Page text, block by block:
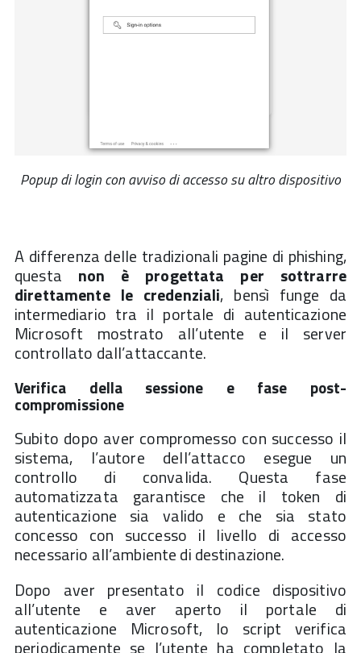
Popup di login con avviso di accesso su altro dispositivo
A differenza delle tradizionali pagine di phishing,
questa non è progettata per sottrarre
direttamente le credenziali, bensì funge da
intermediario tra il portale di autenticazione
Microsoft mostrato all’utente e il server
controllato dall’attaccante.
Verifica della sessione e fase post-
compromissione
Subito dopo aver compromesso con successo il
sistema, l’autore dell’attacco esegue un
controllo di convalida. Questa fase
automatizzata garantisce che il token di
autenticazione sia valido e che sia stato
concesso con successo il livello di accesso
necessario all’ambiente di destinazione.
Dopo aver presentato il codice dispositivo
all’utente e aver aperto il portale di
autenticazione Microsoft, lo script verifica
periodicamente se l’utente ha completato la